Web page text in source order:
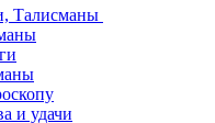
Талисманы
и удачи